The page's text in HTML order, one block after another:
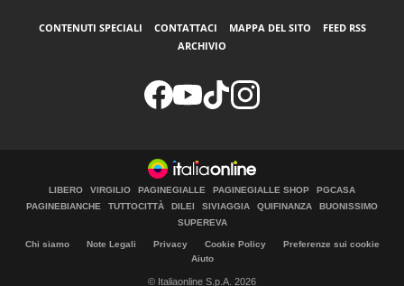
CONTENUTI SPECIALI CONTATTACI MAPPA DEL SITO
FEED RSS
ARCHIVIO
LIBERO VIRGILIO PAGINEGIALLE PAGINEGIALLE SHOP
PGCASA
PAGINEBIANCHE
TUTTOCITTÀ DILEI SIVIAGGIA QUIFINANZA
BUONISSIMO
SUPEREVA
Chi siamo Note Legali Privacy Cookie Policy
Preferenze sui cookie
Aiuto
© Italiaonline S.p.A. 2026